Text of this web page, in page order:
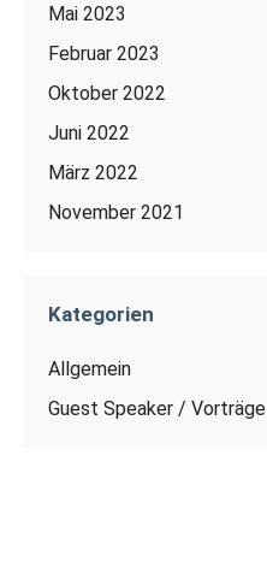
Mai 2023
Februar 2023
Oktober 2022
Juni 2022
März 2022
November 2021
Kategorien
Allgemein
Guest Speaker / Vorträge